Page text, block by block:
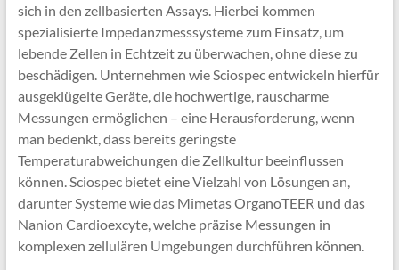
sich in den zellbasierten Assays. Hierbei kommen
spezialisierte Impedanzmesssysteme zum Einsatz, um
lebende Zellen in Echtzeit zu überwachen, ohne diese zu
beschädigen. Unternehmen wie Sciospec entwickeln hierfür
ausgeklügelte Geräte, die hochwertige, rauscharme
Messungen ermöglichen – eine Herausforderung, wenn
man bedenkt, dass bereits geringste
Temperaturabweichungen die Zellkultur beeinflussen
können. Sciospec bietet eine Vielzahl von Lösungen an,
darunter Systeme wie das Mimetas OrganoTEER und das
Nanion Cardioexcyte, welche präzise Messungen in
komplexen zellulären Umgebungen durchführen können.